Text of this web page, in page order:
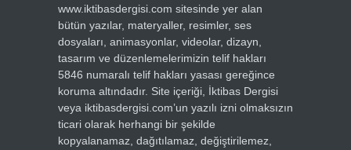
www.iktibasdergisi.com sitesinde yer alan
bütün yazılar, materyaller, resimler, ses
dosyaları, animasyonlar, videolar, dizayn,
tasarım ve düzenlemelerimizin telif hakları
5846 numaralı telif hakları yasası gereğince
koruma altındadır. Site içeriği, İktibas Dergisi
veya iktibasdergisi.com’un yazılı izni olmaksızın
ticari olarak herhangi bir şekilde
kopyalanamaz, dağıtılamaz, değiştirilemez,